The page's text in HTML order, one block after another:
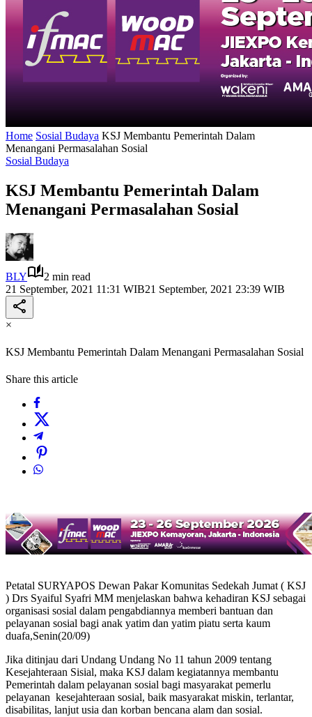
Home Sosial Budaya KSJ Membantu Pemerintah Dalam
Menangani Permasalahan Sosial
Sosial Budaya
KSJ Membantu Pemerintah Dalam
Menangani Permasalahan Sosial
BLY
2 min read
21 September, 2021 11:31 WIB21 September, 2021 23:39 WIB
×
KSJ Membantu Pemerintah Dalam Menangani Permasalahan Sosial
Share this article
Petatal SURYAPOS Dewan Pakar Komunitas Sedekah Jumat ( KSJ
) Drs Syaiful Syafri MM menjelaskan bahwa kehadiran KSJ sebagai
organisasi sosial dalam pengabdiannya memberi bantuan dan
pelayanan sosial bagi anak yatim dan yatim piatu serta kaum
duafa,Senin(20/09)
Jika ditinjau dari Undang Undang No 11 tahun 2009 tentang
Kesejahteraan Sisial, maka KSJ dalam kegiatannya membantu
Pemerintah dalam pelayanan sosial bagi masyarakat pemerlu
pelayanan kesejahteraan sosial, baik masyarakat miskin, terlantar,
disabilitas, lanjut usia dan korban bencana alam dan sosial.